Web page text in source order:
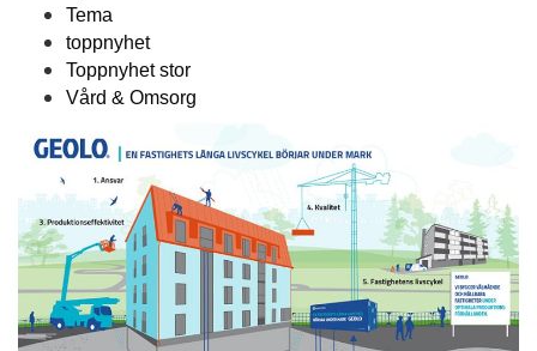
Tema
toppnyhet
Toppnyhet stor
Vård & Omsorg